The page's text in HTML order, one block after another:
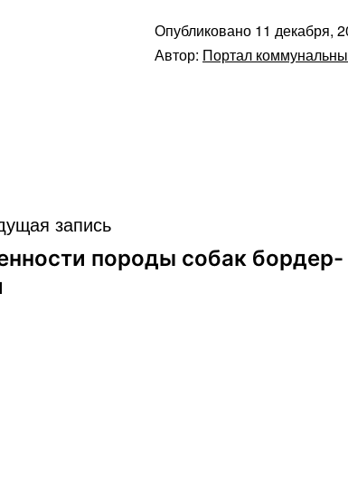
Опубликовано 11 декабря,
Автор: Портал
запись
породы собак бордер-